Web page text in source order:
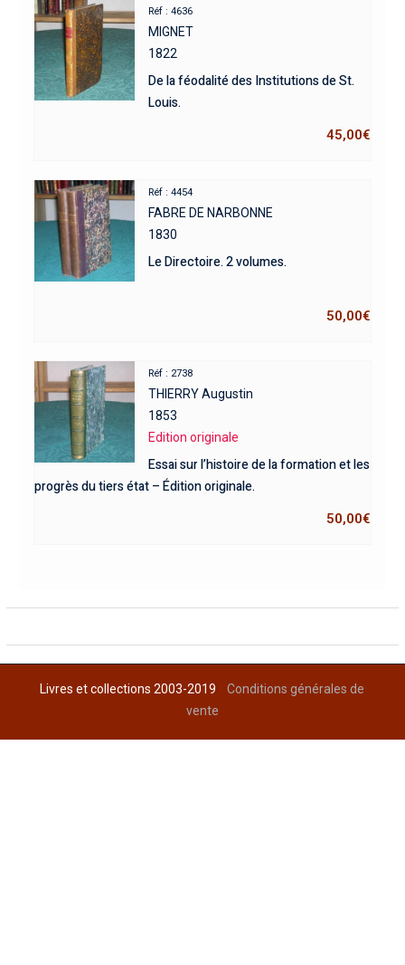
Réf : 4636
MIGNET
1822
De la féodalité des Institutions de St.
Louis.
45,00€
Réf : 4454
FABRE DE NARBONNE
1830
Le Directoire. 2 volumes.
50,00€
Réf : 2738
THIERRY Augustin
1853
Edition originale
Essai sur l’histoire de la formation et les
progrès du tiers état – Édition originale.
50,00€
Livres et collections 2003-2019Conditions générales de
vente